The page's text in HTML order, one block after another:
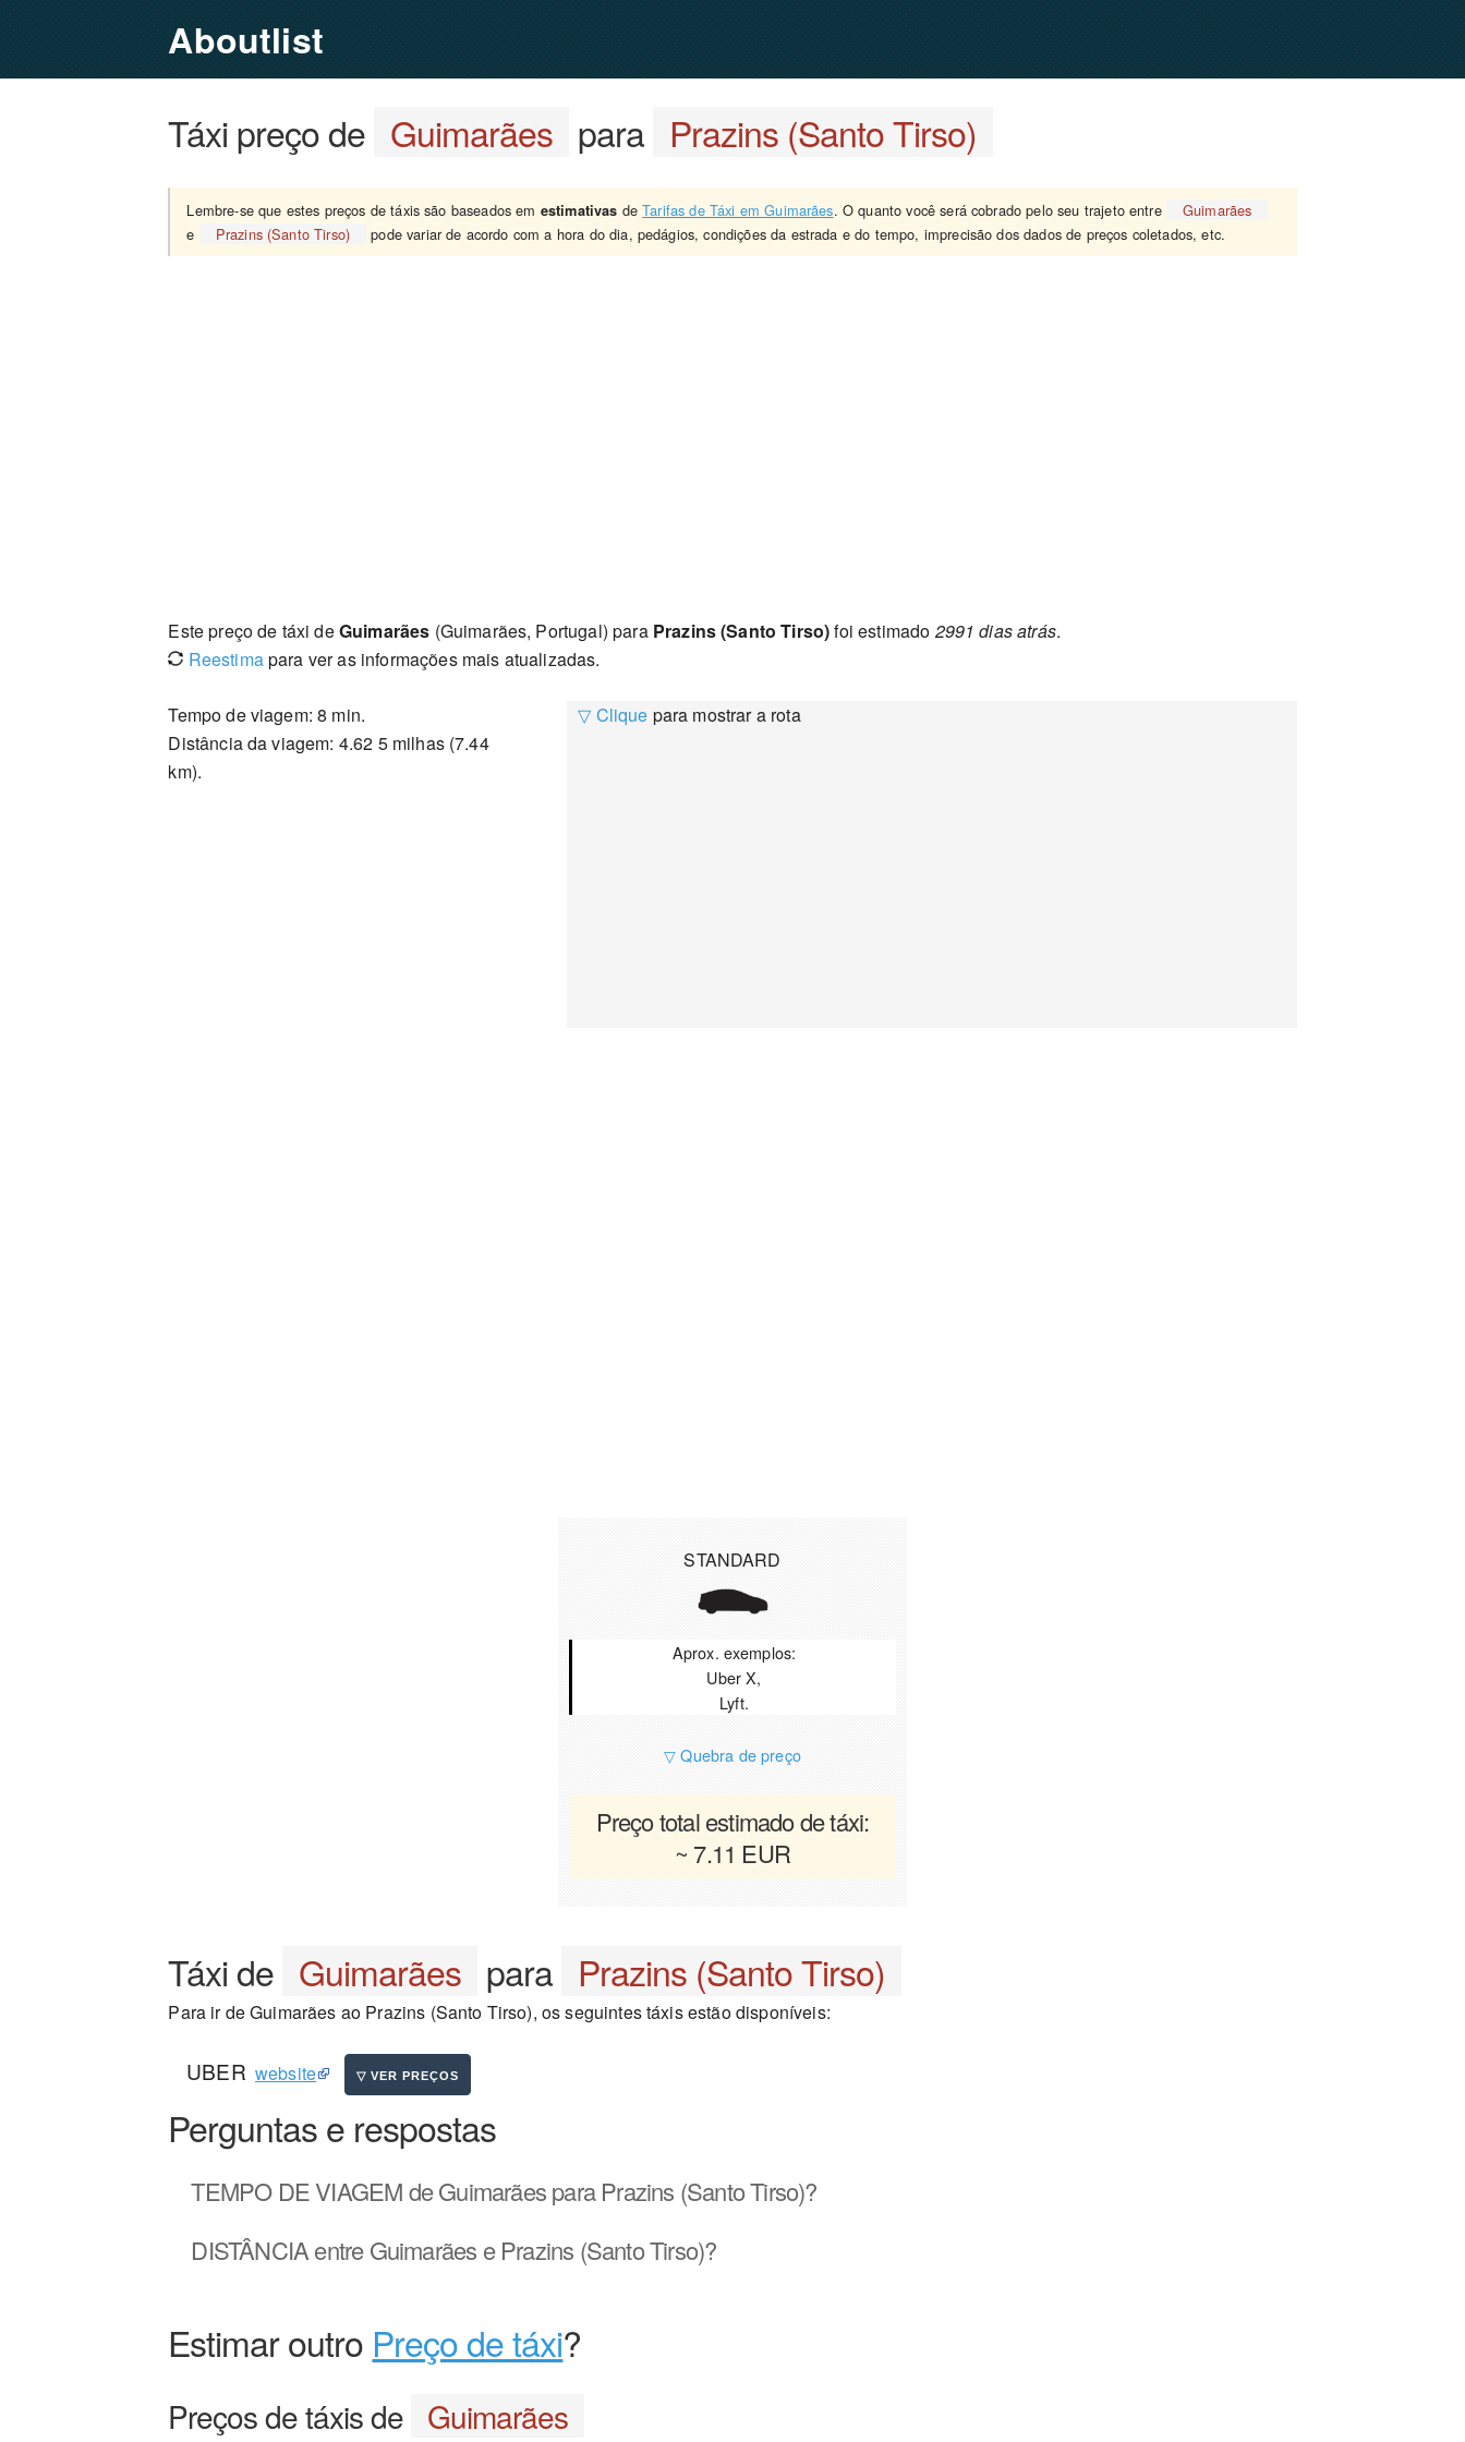
Aboutlist
Táxi preço de Guimarães para Prazins (Santo Tirso)
Lembre-se que estes preços de táxis são baseados em estimativas deTarifas de Táxi em Guimarães. O quanto você será cobrado pelo seu trajeto entre
Guimarães
e
Prazins (Santo Tirso) pode variar de acordo com a hora do dia, pedágios, condições da estrada e do tempo, imprecisão dos dados de preços coletados, etc.
Este preço de táxi deGuimarães (Guimarães, Portugal) para Prazins (Santo Tirso)foi estimado 2991 dias atrás.
Reestimapara ver as informações mais atualizadas.
Tempo de viagem: 8 min.
Distância da viagem: 4.62 5 milhas (7.44
km).
▽ Clique para mostrar a rota
STANDARD
Aprox. exemplos:
Uber X,
Lyft.
▽ Quebra de preço
Preço total estimado de táxi:
~ 7.11 EUR
Táxi de Guimarães para Prazins (Santo Tirso)
Para ir de Guimarães ao Prazins (Santo Tirso), os seguintes táxis estão disponíveis:
UBER website
Perguntas e respostas
TEMPO DE VIAGEMde Guimarães para Prazins (Santo Tirso)?
DISTÂNCIAentre Guimarães e Prazins (Santo Tirso)?
Estimar outro Preço de táxi?
Preços de táxis de Guimarães